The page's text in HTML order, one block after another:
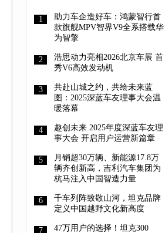
助力车企造好车：鸿蒙智行首
款旗舰MPV智界V9全系搭载华
为智擎
浩思动力亮相2026北京车展 首
秀V6高效发动机
共赴山城之约，共绘未来蓝
图：2025深蓝车友理事大会温
暖落幕
趣创未来 2025年度深蓝车友理
事大会 开启用户运营新篇章
月销超30万辆、新能源17.8万
辆齐创新高，吉利汽车集团为
杭马注入中国智造力量
千车列阵致敬山河，坦克品牌
定义中国越野文化新高度
47万用户的选择！坦克300